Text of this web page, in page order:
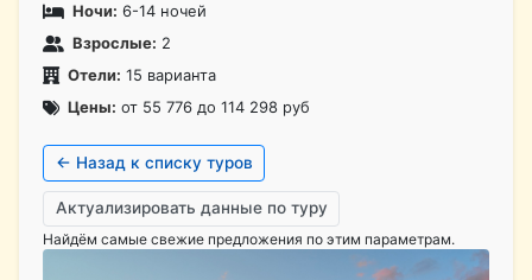
Ночи: 6-14 ночей
Взрослые: 2
Отели: 15 варианта
Цены: от 55 776 до 114 298 руб
← Назад к списку туров
Актуализировать данные по туру
Найдём самые свежие предложения по этим параметрам.